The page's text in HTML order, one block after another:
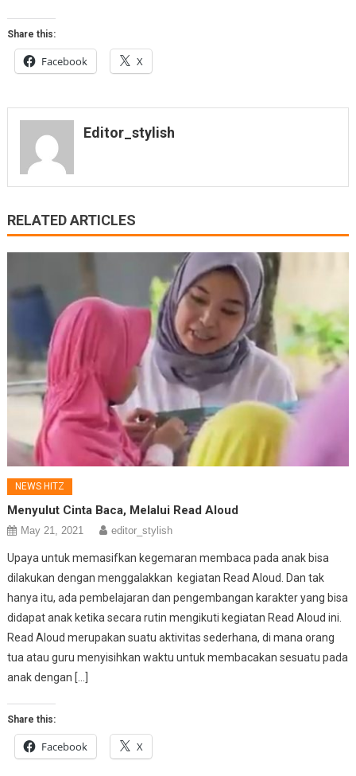
Share this:
Facebook X
Editor_stylish
RELATED ARTICLES
NEWS HITZ
Menyulut Cinta Baca, Melalui Read Aloud
May 21, 2021 editor_stylish
Upaya untuk memasifkan kegemaran membaca pada anak bisa
dilakukan dengan menggalakkan kegiatan Read Aloud. Dan tak
hanya itu, ada pembelajaran dan pengembangan karakter yang bisa
didapat anak ketika secara rutin mengikuti kegiatan Read Aloud ini.
Read Aloud merupakan suatu aktivitas sederhana, di mana orang
tua atau guru menyisihkan waktu untuk membacakan sesuatu pada
anak dengan […]
Share this:
Facebook X